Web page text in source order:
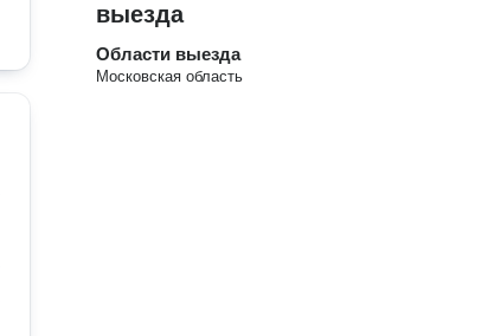
выезда
Области выезда
Московская область